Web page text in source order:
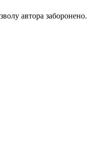
автора заборонено.